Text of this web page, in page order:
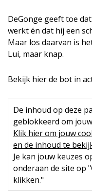
DeGonge geeft toe
werkt én dat hij een
Maar los daarvan is
Lui, maar knap.
Bekijk hier de bot in
De inhoud op deze
geblokkeerd om
Klik hier om jouw
en de inhoud te
Je kan jouw keuzes
onderaan de site op
klikken."